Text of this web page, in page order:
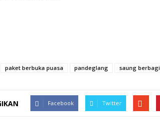
paket berbuka puasa pandeglang saung berbagi
Facebook Twitter